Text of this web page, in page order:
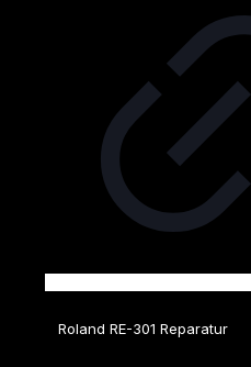
Roland RE-301 Reparatur